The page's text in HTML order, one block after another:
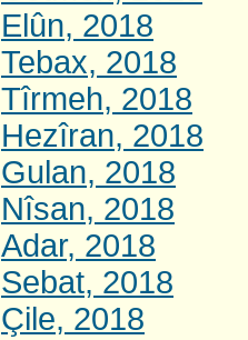
Elûn, 2018
Tebax, 2018
Tîrmeh, 2018
Hezîran, 2018
Gulan, 2018
Nîsan, 2018
Adar, 2018
Sebat, 2018
Çile, 2018